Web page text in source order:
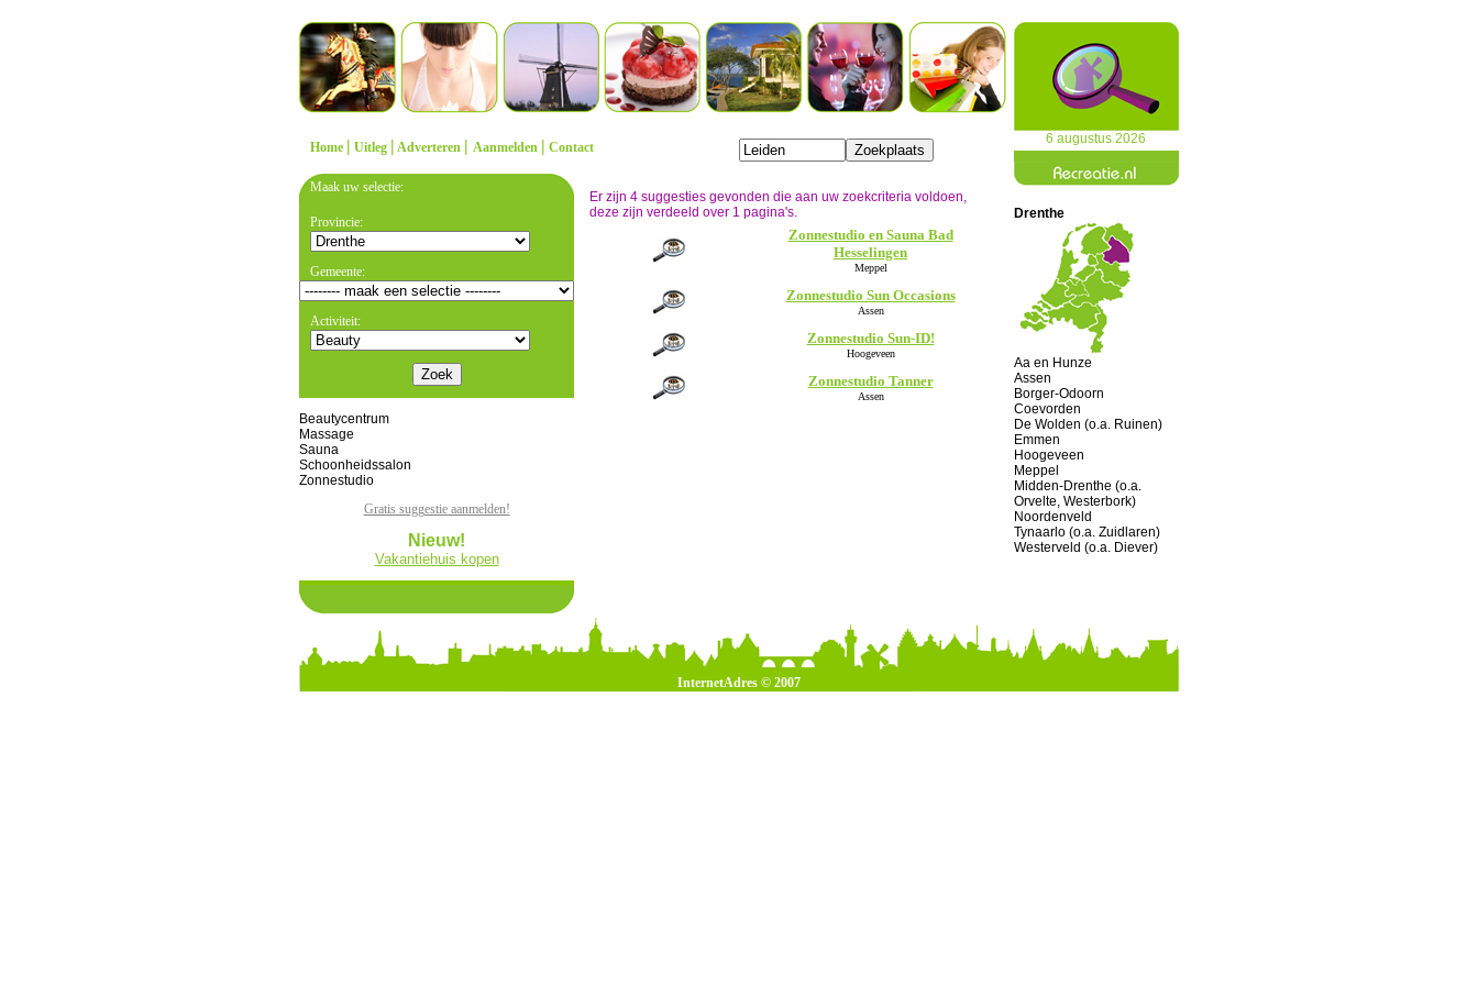
Home | Uitleg | Adverteren | Aanmelden | Contact
6 augustus 2026
Maak uw selectie:
Provincie:
Gemeente:
Activiteit:
Beautycentrum
Massage
Sauna
Schoonheidssalon
Zonnestudio
Gratis suggestie aanmelden!
Nieuw!
Vakantiehuis kopen
Er zijn 4 suggesties gevonden die aan uw zoekcriteria voldoen,
deze zijn verdeeld over 1 pagina's.
Zonnestudio en Sauna Bad
Hesselingen
Meppel
Zonnestudio Sun Occasions
Assen
Zonnestudio Sun-ID!
Hoogeveen
Zonnestudio Tanner
Assen
Drenthe
Aa en Hunze
Assen
Borger-Odoorn
Coevorden
De Wolden (o.a. Ruinen)
Emmen
Hoogeveen
Meppel
Midden-Drenthe (o.a.
Orvelte, Westerbork)
Noordenveld
Tynaarlo (o.a. Zuidlaren)
Westerveld (o.a. Diever)
InternetAdres © 2007